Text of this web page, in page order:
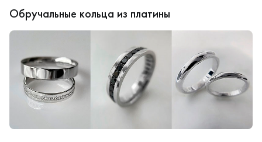
Обручальные кольца из платины